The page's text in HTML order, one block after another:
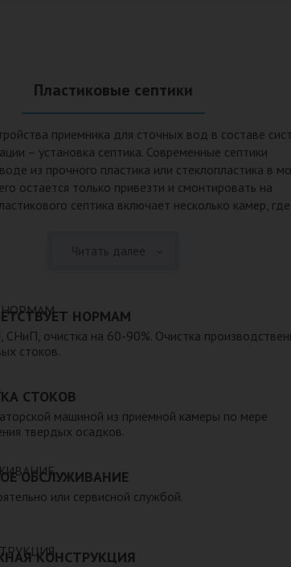
Пластиковые септики
приемника для сточных вод в составе
– установка септика. Современные септики
из прочного пластика или стеклопластика в
остается только привезти и смонтировать на
септика включает несколько камер, где
1. Прочный корпус способен выдержать
3. Может эксплуатироваться при больших
в зимнее время. 4. Герметичен, что
позволяет эксплуатацию при высоком уровне
очистки септика с помощью
его установке необходимо предусмотреть удобный
При подборе септика нужно рассчитать объем
Читать далее
НОРМАМ
СНиП, очистка на 60-90%. Очистка
стоков.
СТОКОВ
машиной из приемной камеры по мере
твердых осадков.
ОБСЛУЖИВАНИЕ
или сервисной службой.
КОНСТРУКЦИЯ